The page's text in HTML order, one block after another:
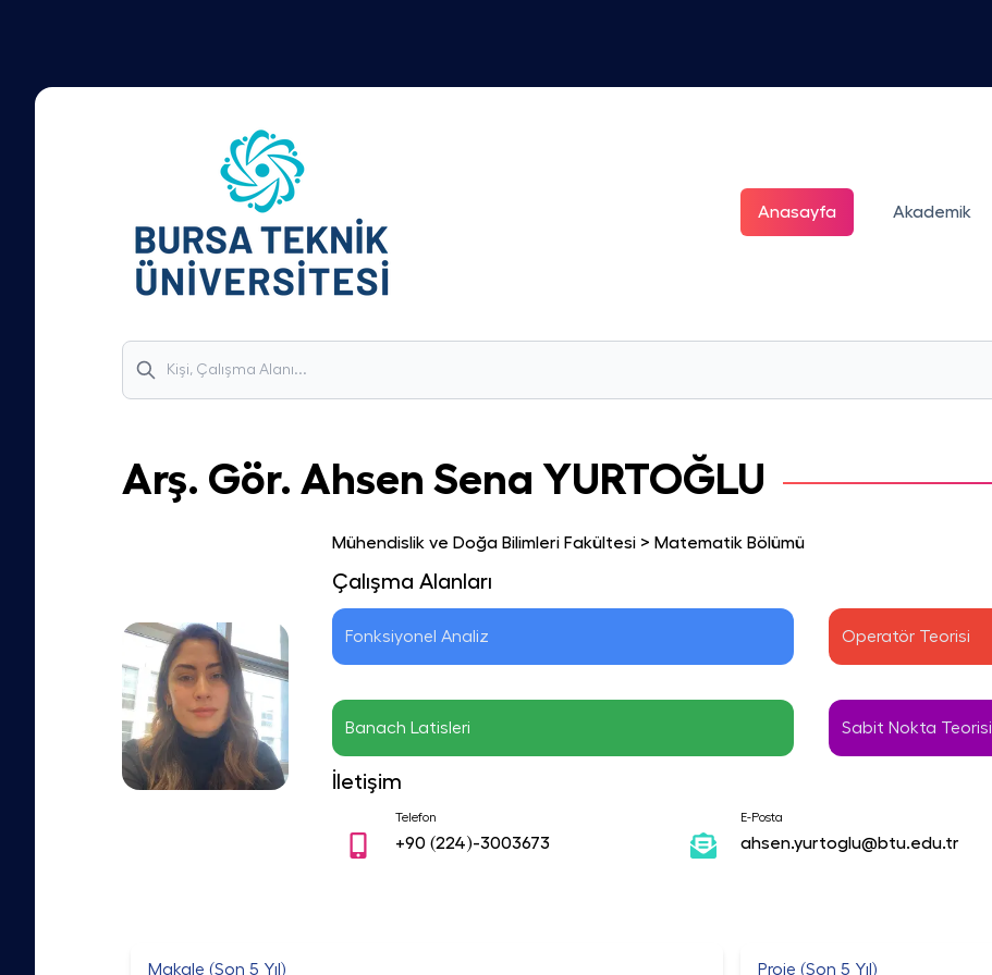
Anasayfa Akademik
Arş. Gör. Ahsen Sena YURTOĞLU
Mühendislik ve Doğa Bilimleri Fakültesi > Matematik Bölümü
Çalışma Alanları
Fonksiyonel Analiz Operatör Teorisi
Banach Latisleri Sabit Nokta Teorisi
İletişim
Telefon
+90(224)-3003673
E-Posta
ahsen.yurtoglu@btu.edu.tr
Makale (Son 5 Yıl) Proje (Son 5 Yıl)